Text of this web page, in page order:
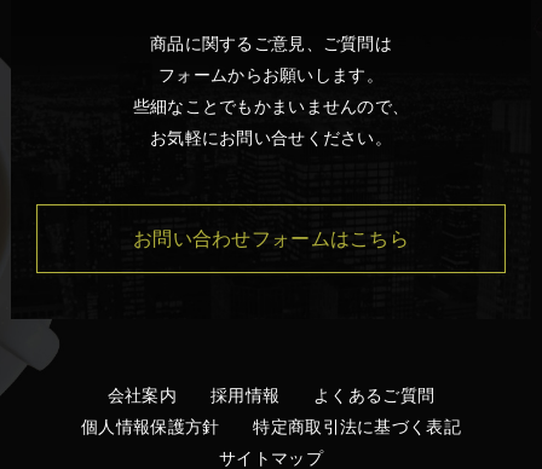
商品に関するご意見、ご質問は
フォームからお願いします。
些細なことでもかまいませんので、
お気軽にお問い合せください。
お問い合わせフォームはこちら
会社案内 採用情報
よくあるご質問
個人情報保護方針
特定商取引法に基づく表記
サイトマップ